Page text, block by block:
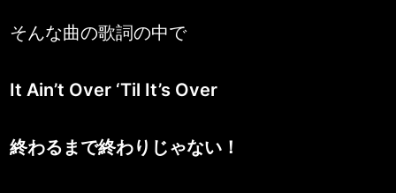
そんな曲の歌詞の中で
It Ain’t Over ‘Til It’s Over
終わるまで終わりじゃない！